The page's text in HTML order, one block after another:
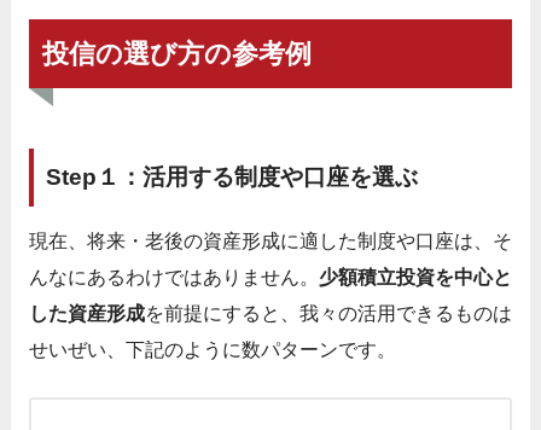
投信の選び方の参考例
Step１：活用する制度や口座を選ぶ
現在、将来・老後の資産形成に適した制度や口座は、そ
んなにあるわけではありません。 少額積立投資を中心と
した資産形成を前提にすると、我々の活用できるものは
せいぜい、下記のように数パターンです。